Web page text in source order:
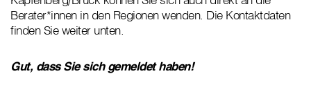
Berater*innen in den Regionen wenden. Die Kontaktdaten
finden Sie weiter unten.
Gut, dass Sie sich gemeldet haben!